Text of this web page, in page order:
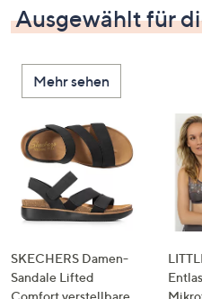
Ausgewählt für
Mehr sehen
SKECHERS Damen-
Sandale Lifted
Comfort verstellbare